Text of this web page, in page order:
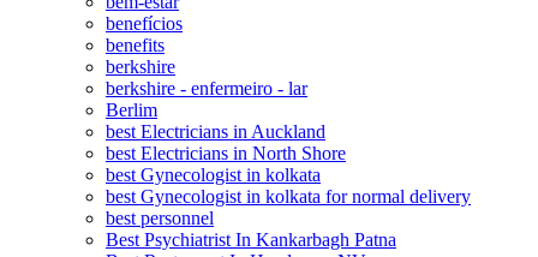
benefícios
benefits
berkshire
berkshire - enfermeiro - lar
Berlim
best Electricians in Auckland
best Electricians in North Shore
best Gynecologist in kolkata
best Gynecologist in kolkata for normal delivery
best personnel
Best Psychiatrist In Kankarbagh Patna